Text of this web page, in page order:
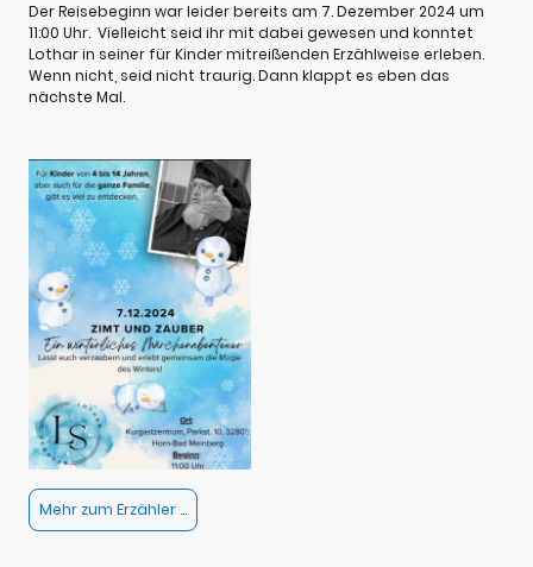
Der Reisebeginn war leider bereits am 7. Dezember 2024 um
11:00 Uhr. Vielleicht seid ihr mit dabei gewesen und konntet
Lothar in seiner für Kinder mitreißenden Erzählweise erleben.
Wenn nicht, seid nicht traurig. Dann klappt es eben das
nächste Mal.
Mehr zum Erzähler ...